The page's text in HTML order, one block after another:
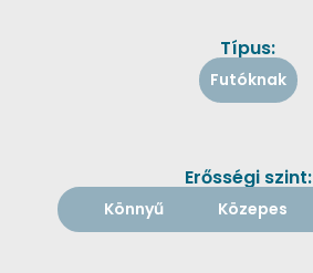
Típus:
Futóknak
Erősségi szint:
Könnyű Közepes